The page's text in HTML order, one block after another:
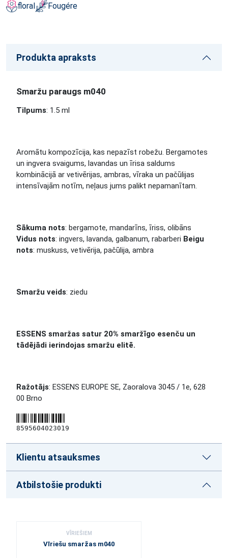
floral Fougére
Produkta apraksts
Smaržu paraugs m040
Tilpums: 1.5 ml
Aromātu kompozīcija, kas nepazīst robežu. Bergamotes
un ingvera svaigums, lavandas un īrisa saldums
kombinācijā ar vetivērijas, ambras, vīraka un pačūlijas
intensīvajām notīm, neļaus jums palikt nepamanītam.
Sākuma nots: bergamote, mandarīns, īriss, olibāns
Vidus nots: ingvers, lavanda, galbanum, rabarberi Beigu
nots: muskuss, vetivērija, pačūlija, ambra
Smaržu veids: ziedu
ESSENS smaržas satur 20% smaržīgo esenču un
tādējādi ierindojas smaržu elitē.
Ražotājs: ESSENS EUROPE SE, Zaoralova 3045 / 1e, 628
00 Brno
8595604023019
Klientu atsauksmes
Atbilstošie produkti
VĪRIEŠIEM
Vīriešu smaržas m040